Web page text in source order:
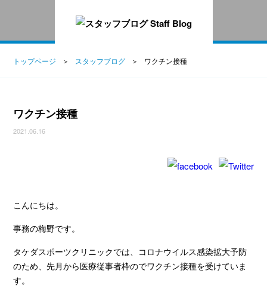
トップページ スタッフブログ ワクチン接種
ワクチン接種
2021.06.16
こんにちは。
事務の梅野です。
タケダスポーツクリニックでは、コロナウイルス感染拡大予防
のため、先月から医療従事者枠のでワクチン接種を受けていま
す。